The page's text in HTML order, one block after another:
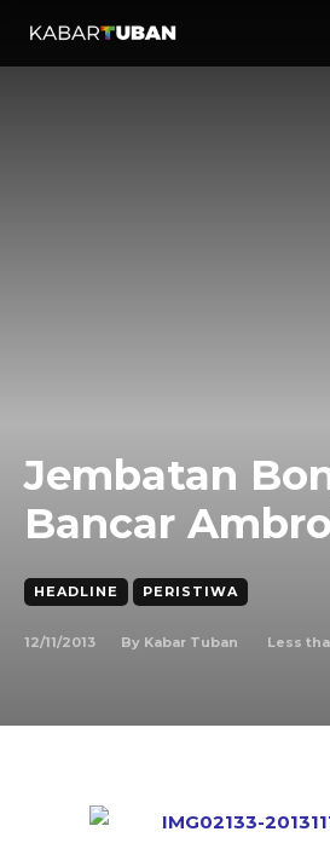
Jembatan
Bancar
HEADLINE PERISTIWA
12/11/2013 By Kabar Tuban Less